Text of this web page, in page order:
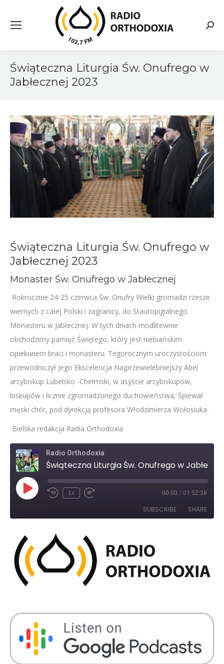
Świąteczna Liturgia Św. Onufrego w
Jabłecznej 2023
Świąteczna Liturgia Św. Onufrego w
Jabłecznej 2023
Monaster Św. Onufrego w Jabłecznej
Rokrocznie 24-25 czerwca Św. Onufry Wielki gromadzi rzesze
wiernych z całej Polski i zagranicy, do Stauropigialnego
Monasteru w Jabłecznej. W tych dniach modlitewnie
obchodzimy pamięć Świętego, który jest niebiańskim
opiekunem braci i monasteru. Tegorocznym uroczystościom
przewodniczył Jego Ekscelencja Najprzewielebniejszy Abel
arcybiskup Lubelsko -Chełmski, w asyście arcybiskupów,
biskupów i licznie zgromadzonego duchowieństwa, Śpiewał
męski chór, pod dyrekcją profesora Włodzimierza Wołosiuka.
Bielska redakcja Radia Orthodoxia
Radio Orthodoxia
Play
EpisodeRewind
1x
Fast
seconds
00:00 / 01:52:38
SUBSCRIBE SHARE
RSS FEED
SHARE
LINK
EMBED